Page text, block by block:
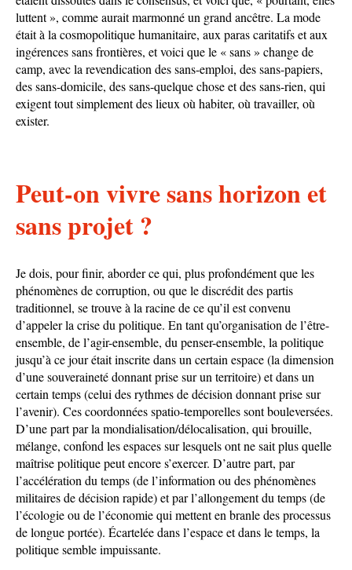
luttent », comme aurait marmonné un grand ancêtre. La mode
était à la cosmopolitique humanitaire, aux paras caritatifs et aux
ingérences sans frontières, et voici que le « sans » change de
camp, avec la revendication des sans-emploi, des sans-papiers,
des sans-domicile, des sans-quelque chose et des sans-rien, qui
exigent tout simplement des lieux où habiter, où travailler, où
exister.
Peut-on vivre sans horizon et
sans projet ?
Je dois, pour finir, aborder ce qui, plus profondément que les
phénomènes de corruption, ou que le discrédit des partis
traditionnel, se trouve à la racine de ce qu’il est convenu
d’appeler la crise du politique. En tant qu’organisation de l’être-
ensemble, de l’agir-ensemble, du penser-ensemble, la politique
jusqu’à ce jour était inscrite dans un certain espace (la dimension
d’une souveraineté donnant prise sur un territoire) et dans un
certain temps (celui des rythmes de décision donnant prise sur
l’avenir). Ces coordonnées spatio-temporelles sont bouleversées.
D’une part par la mondialisation/délocalisation, qui brouille,
mélange, confond les espaces sur lesquels ont ne sait plus quelle
maîtrise politique peut encore s’exercer. D’autre part, par
l’accélération du temps (de l’information ou des phénomènes
militaires de décision rapide) et par l’allongement du temps (de
l’écologie ou de l’économie qui mettent en branle des processus
de longue portée). Écartelée dans l’espace et dans le temps, la
politique semble impuissante.